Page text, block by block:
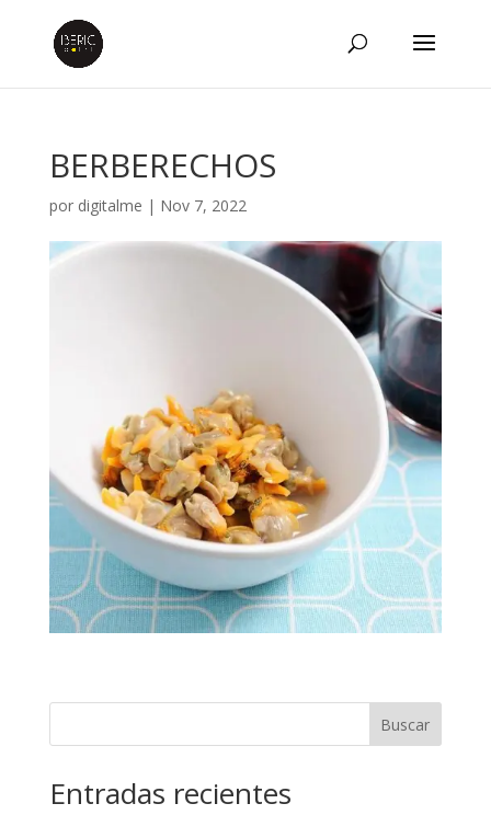
BERBERECHOS
por digitalme | Nov 7, 2022
Buscar
Entradas recientes